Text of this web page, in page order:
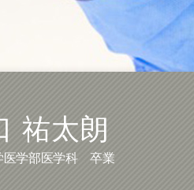
祐太朗
医学部医学科 卒業